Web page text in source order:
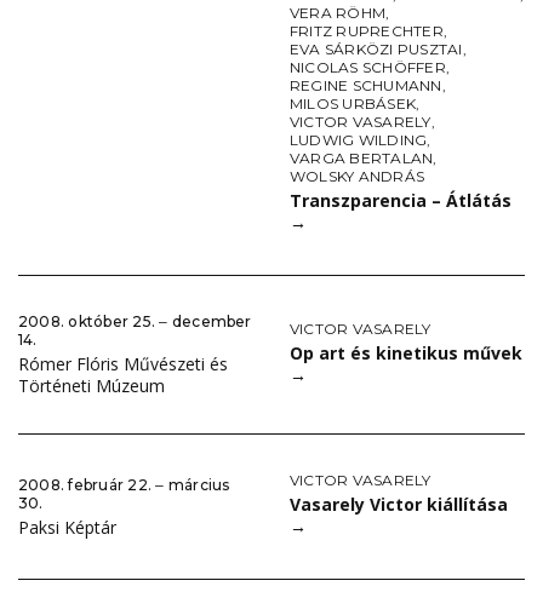
VERA RÖHM,
FRITZ RUPRECHTER,
EVA SÁRKÖZI PUSZTAI,
NICOLAS SCHÖFFER,
REGINE SCHUMANN,
MILOS URBÁSEK,
VICTOR VASARELY,
LUDWIG WILDING,
VARGA BERTALAN,
WOLSKY ANDRÁS
Transzparencia – Átlátás
→
2008. október 25. ‒ december
14.
Rómer Flóris Művészeti és
Történeti Múzeum
VICTOR VASARELY
Op art és kinetikus művek
→
2008. február 22. ‒ március
30.
Paksi Képtár
VICTOR VASARELY
Vasarely Victor kiállítása
→